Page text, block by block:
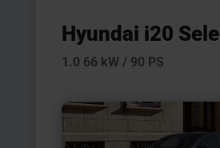
Hyundai i20
1.0 66 kW / 90 PS